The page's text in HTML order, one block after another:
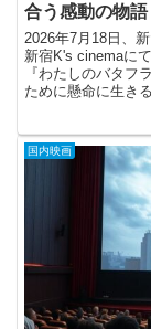
合う感動の物語
2026年7月18日、
新宿K's cinemaに
『わたしのバタフ
ために懸命に生き
国内映画